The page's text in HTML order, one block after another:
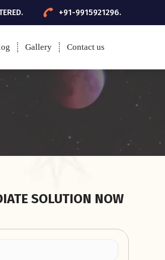
+91-9915921296.
Gallery Contact us
SOLUTION NOW